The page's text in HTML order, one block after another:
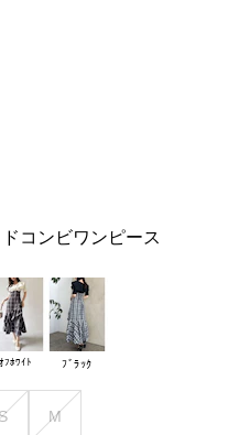
コンビワンピース
ｵﾌﾎﾜｲﾄ ﾌﾞﾗｯｸ
M